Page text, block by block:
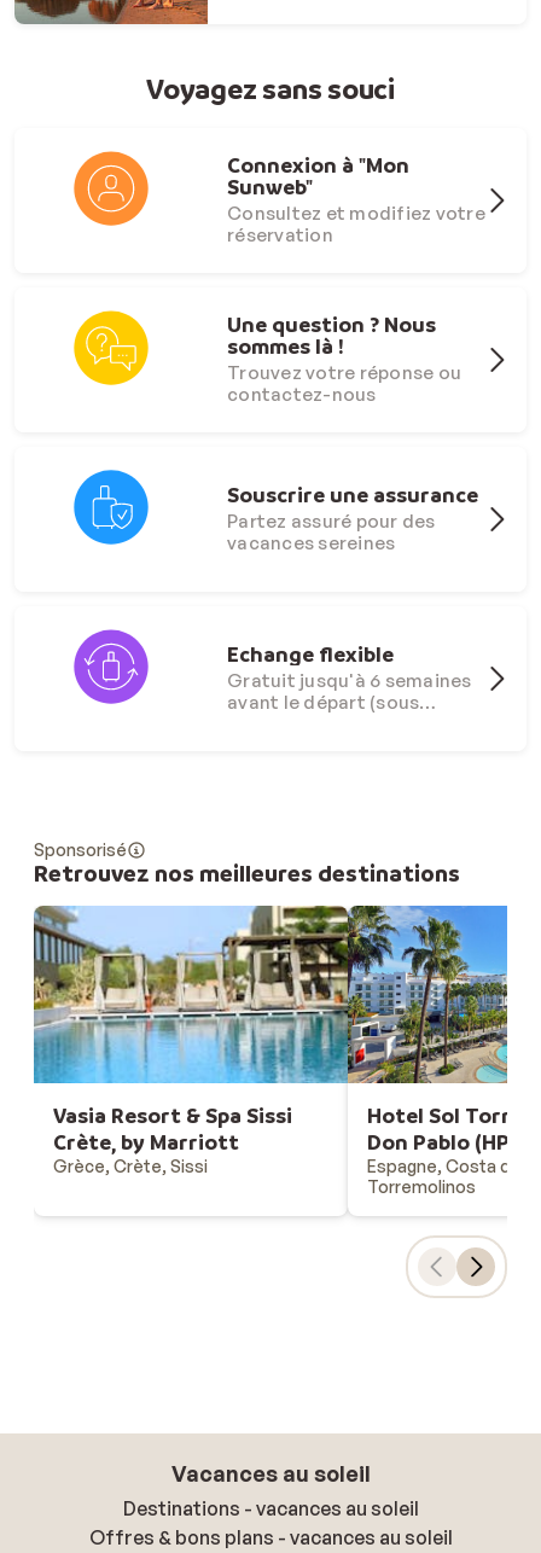
Voyagez sans souci
Connexion à "Mon
Sunweb"
Consultez et modifiez votre
réservation
Une question ? Nous
sommes là !
Trouvez votre réponse ou
contactez-nous
Souscrire une assurance
Partez assuré pour des
vacances sereines
Echange flexible
Gratuit jusqu'à 6 semaines
avant le départ (sous
Sponsorisé
Retrouvez nos meilleures destinations
Vasia Resort & Spa Sissi
Crète, by Marriott
Grèce, Crète, Sissi
Hotel Sol
Don Pablo (HP)
Espagne, Costa del
Torremolinos
Vacances au soleil
Destinations - vacances au soleil
Offres & bons plans - vacances au soleil